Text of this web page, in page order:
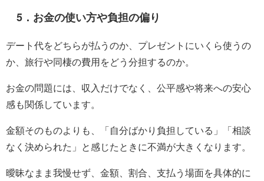
5．お金の使い方や負担の偏り
デート代をどちらが払うのか、プレゼントにいくら使うの
か、旅行や同棲の費用をどう分担するのか。
お金の問題には、収入だけでなく、公平感や将来への安心
感も関係しています。
金額そのものよりも、「自分ばかり負担している」「相談
なく決められた」と感じたときに不満が大きくなります。
曖昧なまま我慢せず、金額、割合、支払う場面を具体的に